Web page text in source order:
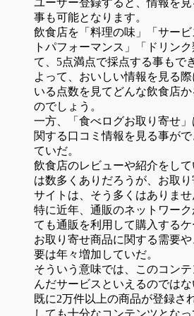
ユーザー登録すると、情報を
事も可能となります。
飲食店を「料理の味」「サー
トパフォーマンス」「ドリン
て、5点満点で採点する事もで
よって、おいしい情報を見る
いる点数を見てどんな飲食店
のでしょう。
一方、「食べログお取り寄せ
関する口コミ情報を見る事が
ていだ。
飲食店のレビューや紹介をし
は数多くありだろうが、お取
サイトは、そう多くはありませ
特に近年、通販のネットワー
ても通販を利用して購入するケ
お取り寄せ商品に関する需要
要は年々増加していだ。
そういう意味では、このコン
んだサービスといえるのではな
既に2万件以上の商品が登録さ